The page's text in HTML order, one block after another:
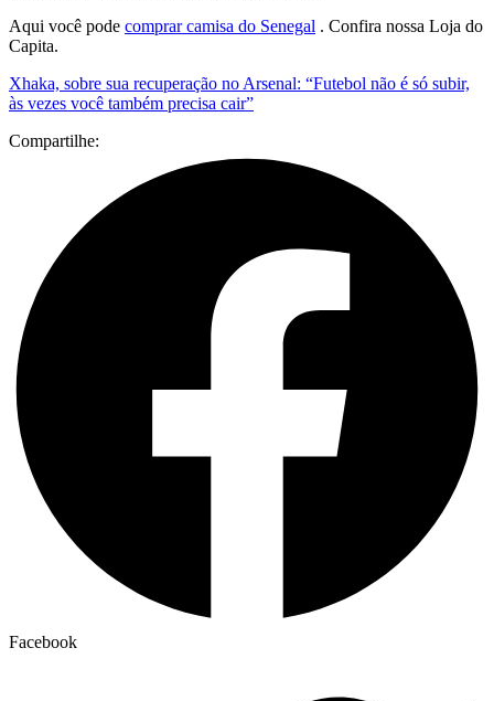
Aqui você pode comprar camisa do Senegal . Confira nossa Loja do
Capita.
Xhaka, sobre sua recuperação no Arsenal: “Futebol não é só subir,
às vezes você também precisa cair”
Compartilhe:
Facebook